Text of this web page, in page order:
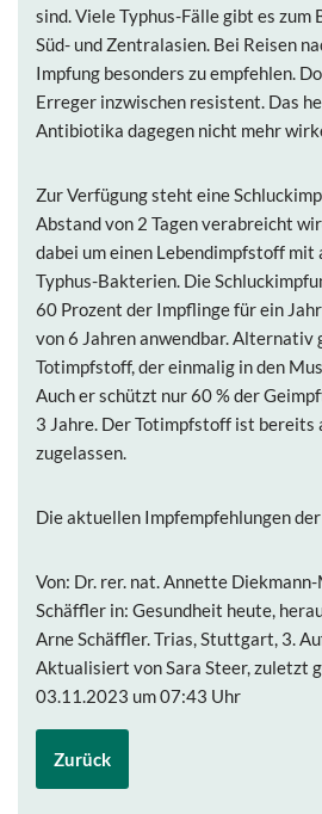
sind. Viele Typhus-Fälle gibt es zum
Süd- und Zentralasien. Bei Reisen
Impfung besonders zu empfehlen.
Erreger inzwischen resistent. Das
Antibiotika dagegen nicht mehr
Zur Verfügung steht eine
Abstand von 2 Tagen verabreicht
dabei um einen Lebendimpfstoff mit
Typhus-Bakterien. Die
60 Prozent der Impflinge für ein
von 6 Jahren anwendbar. Alternativ
Totimpfstoff, der einmalig in den
Auch er schützt nur 60 % der
3 Jahre. Der Totimpfstoff ist bereits
zugelassen.
Die aktuellen Impfempfehlungen
Von: Dr. rer. nat. Annette
Schäffler in: Gesundheit heute,
Arne Schäffler. Trias, Stuttgart, 3.
Aktualisiert von Sara Steer, zuletzt
03.11.2023 um 07:43 Uhr
Zurück